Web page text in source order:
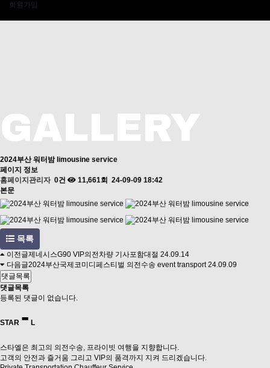
회원가입
GALLERY
2024부산 워터밤 limousine service
페이지 정보
홈페이지관리자 0건 11,661회
24-09-09 18:42
본문
목록
이전글제네시스G90 VIP의전차량 기사포함대절 24.09.14
다음글2024부산국제코미디페스티벌 의전수송 event transport 24.09.09
댓글목록
댓글목록
등록된 댓글이 없습니다.
STAR - L
스타엘은 최고의 의전수송, 프라이빗 여행을 지향합니다.
고객의 안전과 즐거움 그리고 VIP의 품격까지 지켜 드리겠습니다.